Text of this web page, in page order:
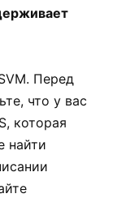
Перед
что у вас
которая
найти